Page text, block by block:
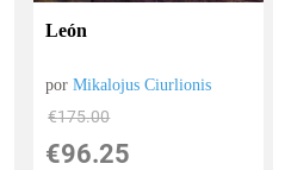
León
porMikalojus Ciurlionis
€175.00
€96.25